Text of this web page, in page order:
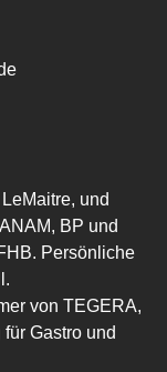
und
BP und
Persönliche
von TEGERA,
Gastro und